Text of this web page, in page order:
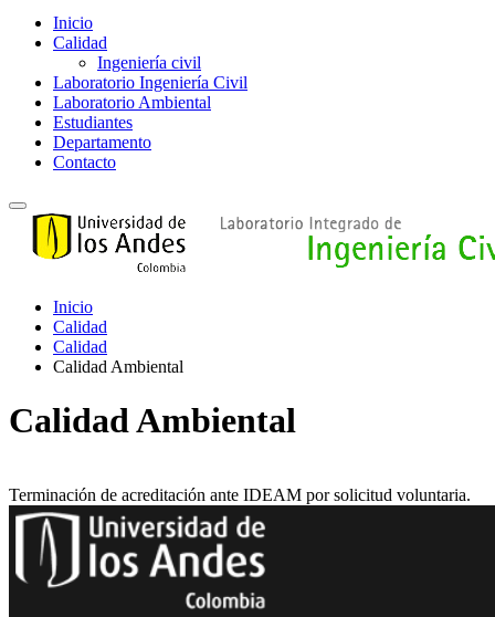
Inicio
Calidad
Ingeniería civil
Laboratorio Ingeniería Civil
Laboratorio Ambiental
Estudiantes
Departamento
Contacto
Inicio
Calidad
Calidad
Calidad Ambiental
Calidad Ambiental
Terminación de acreditación ante IDEAM por solicitud voluntaria.